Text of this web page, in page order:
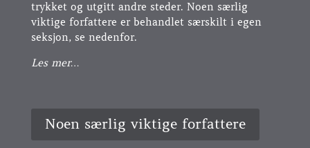
trykket og utgitt andre steder. Noen særlig
viktige forfattere er behandlet særskilt i egen
seksjon, se nedenfor.
Les mer…
Noen særlig viktige forfattere